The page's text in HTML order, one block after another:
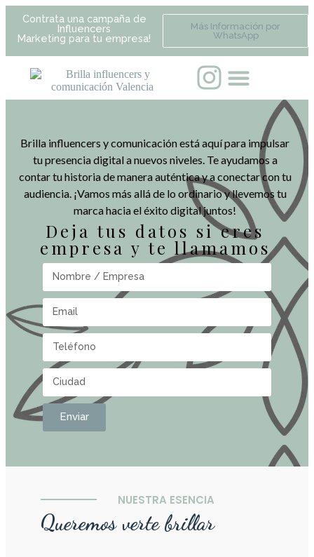
Contrata una campaña de
Influencers
Marketing para tu empresa!
Más Información por
WhatsApp
Brilla influencers y comunicación está aquí para impulsar
tu presencia digital a nuevos niveles. Te ayudamos a
contar tu historia de manera auténtica y a conectar con tu
audiencia. ¡Vamos más allá de lo ordinario y llevemos tu
marca hacia el éxito digital juntos!
Deja tus datos si eres
empresa y te llamamos
Enviar
NUESTRA ESENCIA
Queremos verte brillar